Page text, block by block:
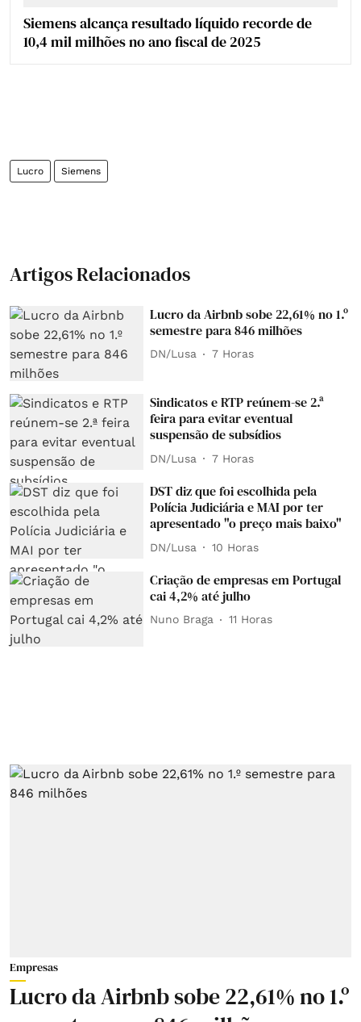
Siemens alcança resultado líquido recorde de
10,4 mil milhões no ano fiscal de 2025
Lucro Siemens
Artigos Relacionados
Lucro da Airbnb sobe 22,61% no 1.º
semestre para 846 milhões
DN/Lusa 7 Horas
Sindicatos e RTP reúnem-se 2.ª
feira para evitar eventual
suspensão de subsídios
DN/Lusa 7 Horas
DST diz que foi escolhida pela
Polícia Judiciária e MAI por ter
apresentado "o preço mais baixo"
DN/Lusa 10 Horas
Criação de empresas em Portugal
cai 4,2% até julho
Nuno Braga 11 Horas
Empresas
Lucro da Airbnb sobe 22,61% no 1.º